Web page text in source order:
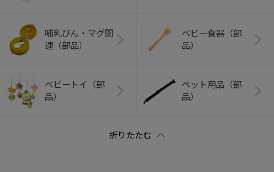
哺乳びん・マグ関
連（部品）
ベビー食器（部
品）
ベビートイ（部
品）
ペット用品（部
品）